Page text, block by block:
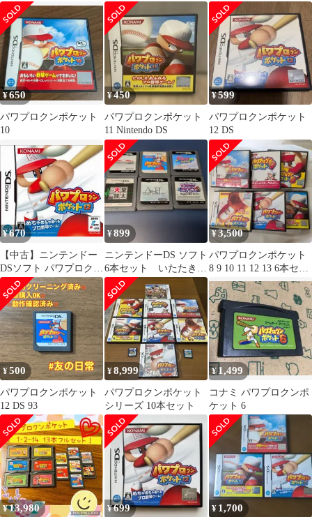
ポケット9
Nintendo DS
ット、メダロット、ロ
ックマンエグゼなど
¥650
パワプロクンポケット
10
¥450
パワプロクンポケット
11 Nintendo DS
¥599
パワプロクンポケット
12 DS
¥670
【中古】ニンテンドー
DSソフト パワプロクン
ポケット12
¥899
ニンテンドーDS ソフト
6本セット いたたきス
トーリーなど
¥3,500
パワプロクンポケット
8 9 10 11 12 13 6本セッ
ト
¥500
パワプロクンポケット
12 DS 93
¥8,999
パワプロクンポケット
シリーズ 10本セット
¥ 1,499
コナミ パワプロクンポ
ケット 6
¥13,980 ¥699 ¥ 1,700